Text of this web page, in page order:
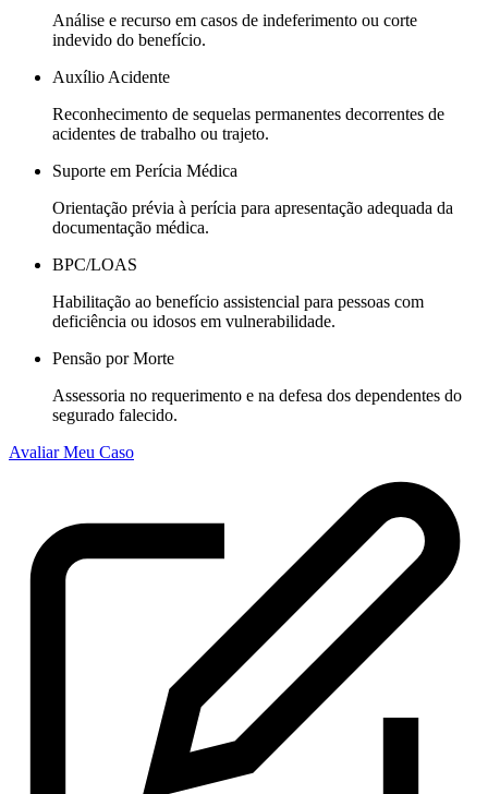
Análise e recurso em casos de indeferimento ou corte
indevido do benefício.
Auxílio Acidente
Reconhecimento de sequelas permanentes decorrentes de
acidentes de trabalho ou trajeto.
Suporte em Perícia Médica
Orientação prévia à perícia para apresentação adequada da
documentação médica.
BPC/LOAS
Habilitação ao benefício assistencial para pessoas com
deficiência ou idosos em vulnerabilidade.
Pensão por Morte
Assessoria no requerimento e na defesa dos dependentes do
segurado falecido.
Avaliar Meu Caso